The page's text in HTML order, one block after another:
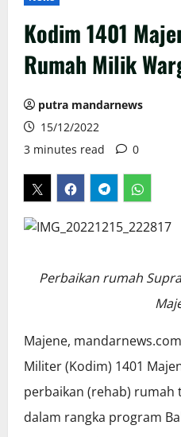
Kodim 1401
Rumah Milik
putra mandarnews
15/12/2022
3 minutes read
0
Perbaikan rumah
Majene,
Militer (Kodim) 1401
perbaikan (rehab) rumah
dalam rangka program